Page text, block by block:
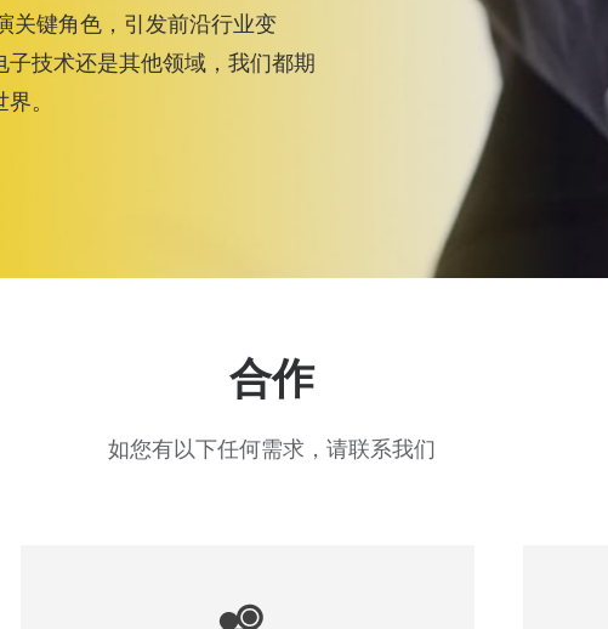
关键角色，引发前沿行业变
技术还是其他领域，我们都期
。
合作
如您有以下任何需求，请联系我们